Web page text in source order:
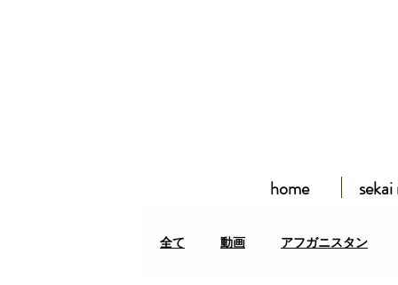
home
全て 動画 アフガニスタン